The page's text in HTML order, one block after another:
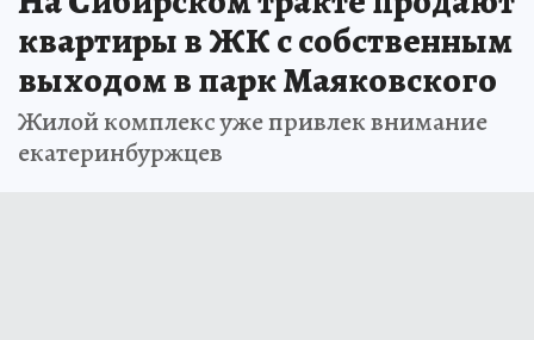
квартиры в ЖК с собственным
выходом в парк Маяковского
Жилой комплекс уже привлек внимание
екатеринбуржцев